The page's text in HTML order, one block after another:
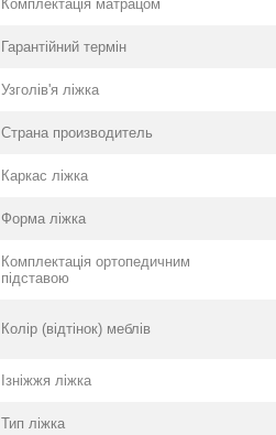
Комплектація матрацом
Гарантійний термін
Узголів'я ліжка
Страна производитель
Каркас ліжка
Форма ліжка
Комплектація ортопедичним
підставою
Колір (відтінок) меблів
Ізніжжя ліжка
Тип ліжка